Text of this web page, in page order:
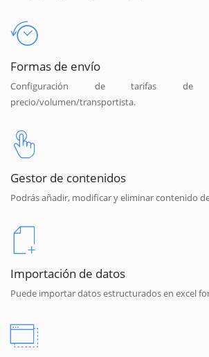
Formas de envío
Configuración de tarifas de
precio/volumen/transportista.
Gestor de contenidos
Podrás añadir, modificar y eliminar contenido
Importación de datos
Puede importar datos estructurados en excel